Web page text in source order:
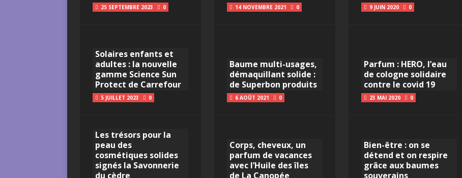
25 SEPTEMBRE 2023 0
Solaires enfants et
adultes : la nouvelle
gamme Science Sun
Protect de Carrefour
5 JUILLET 2023 0
Les trésors pour la
peau des
cosmétiques solides
signés la Savonnerie
du cèdre
14 NOVEMBRE 2021 0
Baume multi-usages,
démaquillant solide :
de Superbon produits
6 AOÛT 2021 0
Corps, cheveux, un
parfum de vacances
avec l’Huile des îles
de La Canopée
9 JUIN 2020 0
Parfum : HERO, l’eau
de cologne solidaire
contre le covid 19
23 MAI 2020 0
Bien-être : on se
détend et on respire
grâce aux baumes
souverains